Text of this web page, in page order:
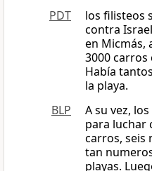
PDT
los filisteos
contra
en Micmás,
3000 carros
Había
la playa.
BLP
A su vez,
para luchar
carros, seis
tan
playas.